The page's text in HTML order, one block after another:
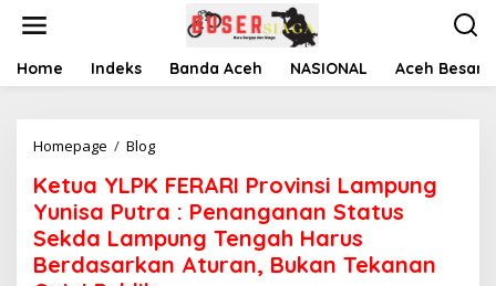
t
Home Indeks Banda Aceh NASIONAL Aceh Besar
Homepage / Blog
t
u
a
Y
L
Ketua YLPK FERARI Provinsi Lampung
Yunisa Putra : Penanganan Status
Sekda Lampung Tengah Harus
Berdasarkan Aturan, Bukan Tekanan